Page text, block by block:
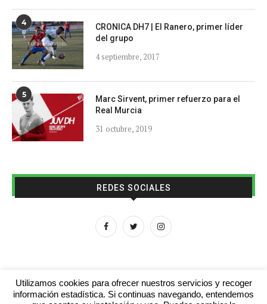
4
CRONICA DH7 | El Ranero, primer líder
del grupo
4 septiembre, 2017
5
Marc Sirvent, primer refuerzo para el
Real Murcia
31 octubre, 2019
REDES SOCIALES
Utilizamos cookies para ofrecer nuestros servicios y recoger
información estadística. Si continuas navegando, entendemos